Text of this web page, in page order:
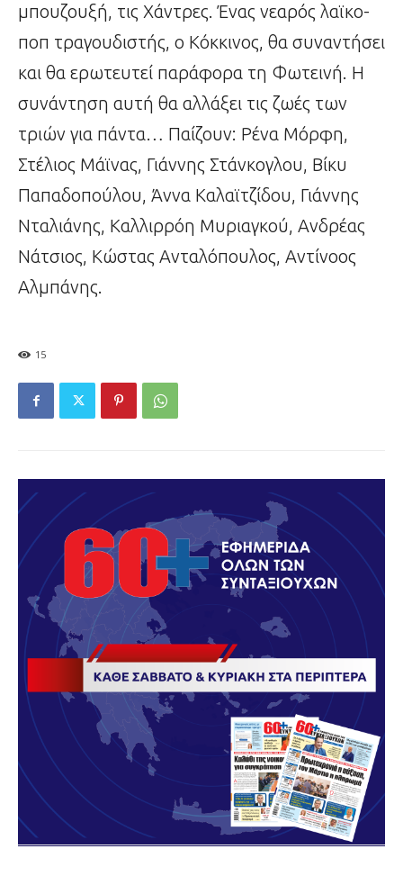
μπουζουξή, τις Χάντρες. Ένας νεαρός λαϊκο-
ποπ τραγουδιστής, ο Κόκκινος, θα συναντήσει
και θα ερωτευτεί παράφορα τη Φωτεινή. Η
συνάντηση αυτή θα αλλάξει τις ζωές των
τριών για πάντα… Παίζουν: Ρένα Μόρφη,
Στέλιος Μάϊνας, Γιάννης Στάνκογλου, Βίκυ
Παπαδοπούλου, Άννα Καλαϊτζίδου, Γιάννης
Νταλιάνης, Καλλιρρόη Μυριαγκού, Ανδρέας
Νάτσιος, Κώστας Ανταλόπουλος, Αντίνοος
Αλμπάνης.
15